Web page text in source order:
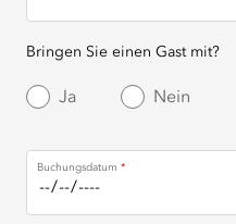
Bringen Sie einen Gast mit?
Ja Nein
Buchungsdatum